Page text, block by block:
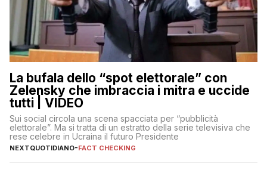
La bufala dello “spot elettorale” con
Zelensky che imbraccia i mitra e uccide
tutti | VIDEO
Sui social circola una scena spacciata per “pubblicità
elettorale”. Ma si tratta di un estratto della serie televisiva che
rese celebre in Ucraina il futuro Presidente
NEXTQUOTIDIANO-FACT CHECKING